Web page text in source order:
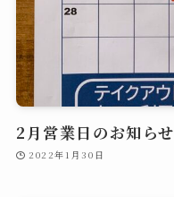
2月営業日のお知らせ
2022年1月30日